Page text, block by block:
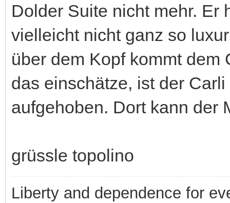
Dolder Suite nicht mehr. Er
vielleicht nicht ganz so
über dem Kopf kommt
das einschätze, ist der
aufgehoben. Dort kann der
grüssle topolino
Liberty and dependence for